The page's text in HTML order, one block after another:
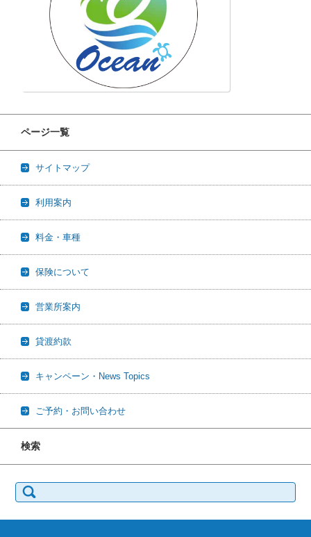
ページ一覧
サイトマップ
利用案内
料金・車種
保険について
営業所案内
貸渡約款
キャンペーン・News Topics
ご予約・お問い合わせ
検索
索: